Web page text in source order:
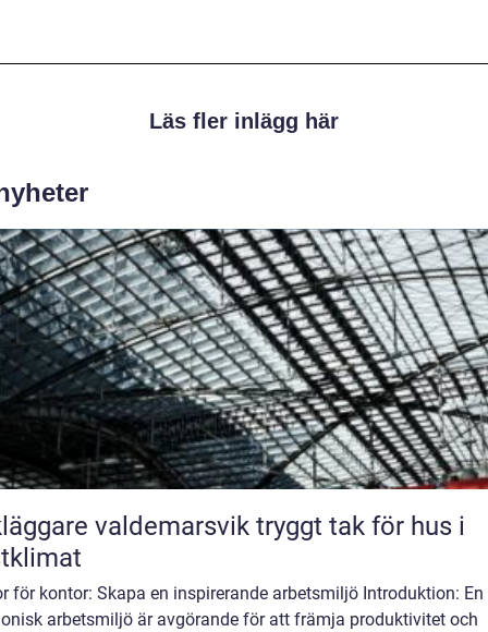
Läs fler inlägg här
valdemarsvik tryggt tak för hus i
för kontor: Skapa en inspirerande arbetsmiljö Introduktion: En
arbetsmiljö är avgörande för att främja produktivitet och